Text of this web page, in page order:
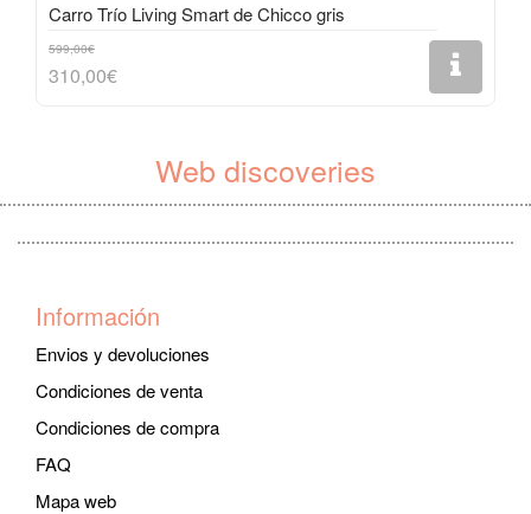
Carro Trío Living Smart de Chicco gris
599,00€
310,00€
Web discoveries
Información
Envios y devoluciones
Condiciones de venta
Condiciones de compra
FAQ
Mapa web